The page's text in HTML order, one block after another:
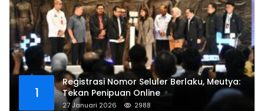
1
Registrasi Nomor Seluler Berlaku, Meutya:
Tekan Penipuan Online
27 Januari 2026 2988